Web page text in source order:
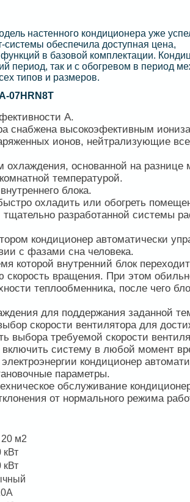
настенного кондиционера уже
системы обеспечила доступная цена,
в базовой комплектации.
период, так и с обогревом в период
типов и размеров.
07HRN8T
А.
снабжена высокоэфективным
ионов, нейтрализующие
основанной на разнице
температурой.
блока.
охладить или обогреть
разработанной системы
кондиционер автоматически
с фазами сна человека.
которой внутренний блок
скорость вращения. При этом
теплообменника, после чего
для поддержания заданной
скорости вентилятора для
выбора требуемой скорости
включить систему в любой момент
кондиционер
параметры.
обслуживание
от нормального режима
20 м2
кВт
кВт